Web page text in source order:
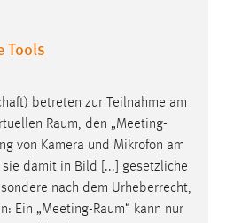
Tools
betreten zur Teilnahme am
Raum, den „Meeting-
von Kamera und Mikrofon am
damit in Bild [...] gesetzliche
nach dem Urheberrecht,
Ein „Meeting-Raum“ kann nur
und Social Media
können, werden von diesen
gesetzt.